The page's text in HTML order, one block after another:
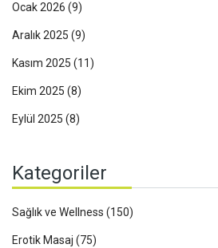
Ocak 2026 (9)
Aralık 2025 (9)
Kasım 2025 (11)
Ekim 2025 (8)
Eylül 2025 (8)
Kategoriler
Sağlık ve Wellness (150)
Erotik Masaj (75)